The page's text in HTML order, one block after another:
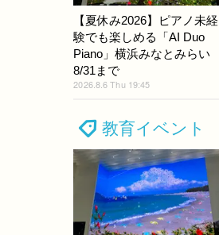
【夏休み2026】ピアノ未経
験でも楽しめる「AI Duo
Piano」横浜みなとみらい
8/31まで
2026.8.6 Thu 19:45
教育イベント